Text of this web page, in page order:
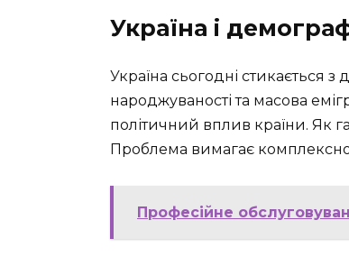
Україна і
Україна сьогодні стикається
народжуваності та масова
політичний вплив країни. Як
Проблема вимагає
Професійне